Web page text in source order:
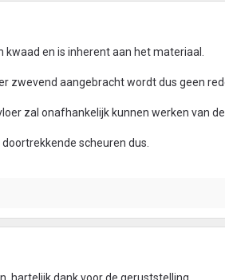
kwaad en is inherent aan het materiaal.
zwevend aangebracht wordt dus geen
zal onafhankelijk kunnen werken van
scheuren dus.